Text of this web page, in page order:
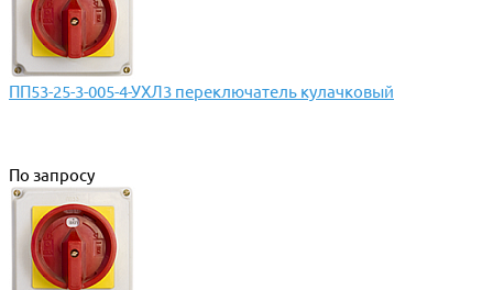
ПП53-25-3-005-4-УХЛ3 переключатель кулачковый
По запросу